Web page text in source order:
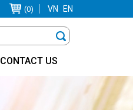
(0) VN EN
CONTACT US